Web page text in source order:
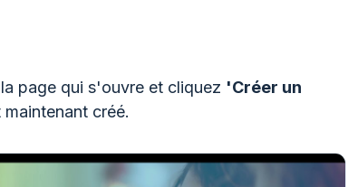
page qui s'ouvre et cliquez 'Créer un
maintenant créé.